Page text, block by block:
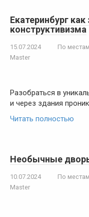
Екатеринбург
конструктивизма
15.07.2024 По
Master
Разобраться в
и через здания
Читать полностью
Необычные
10.07.2024 По
Master